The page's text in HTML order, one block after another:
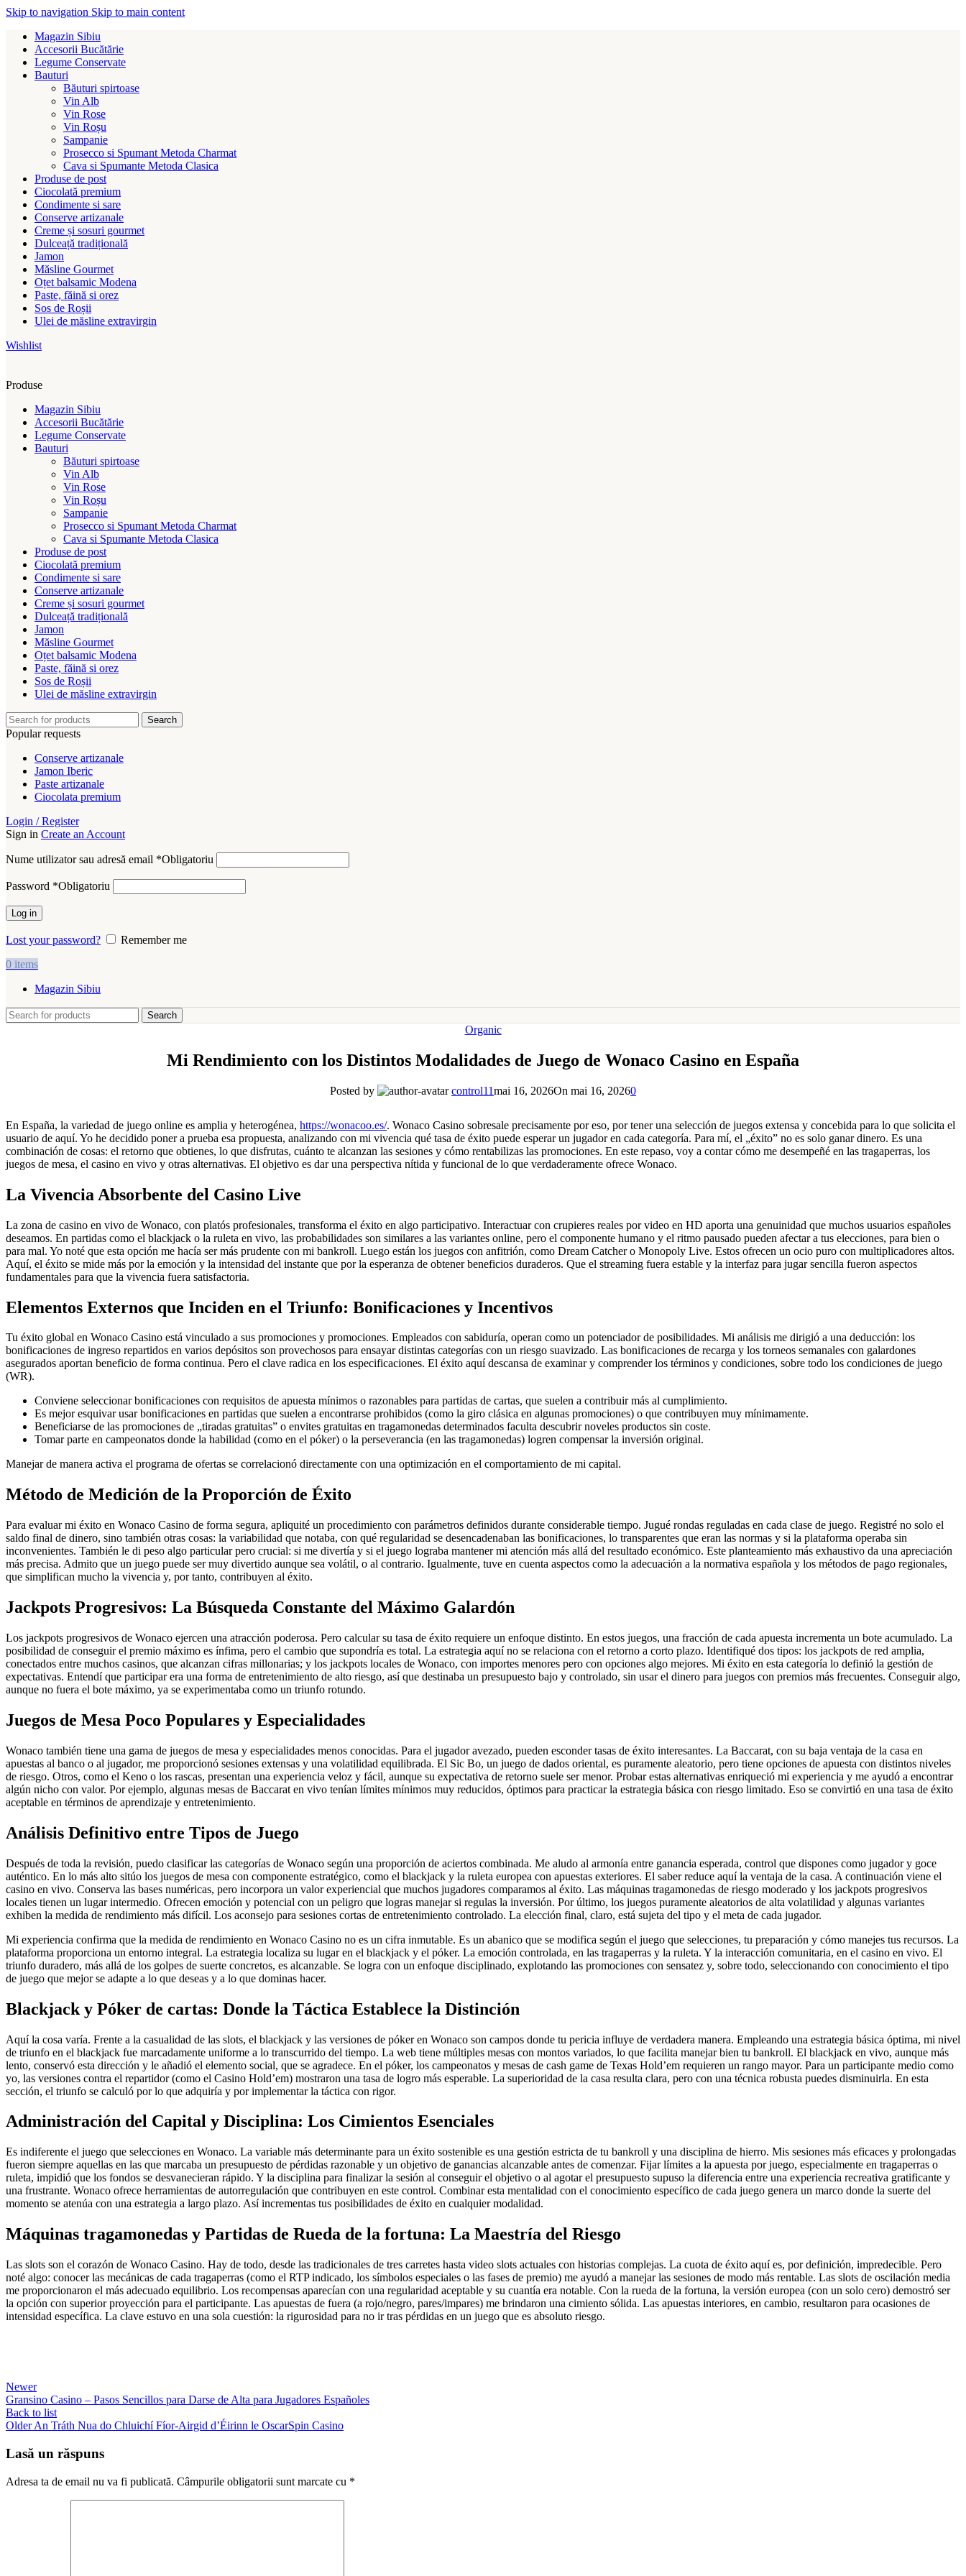
Skip to navigation Skip to main content
Magazin Sibiu
Accesorii Bucătărie
Legume Conservate
Bauturi
Băuturi spirtoase
Vin Alb
Vin Rose
Vin Roșu
Sampanie
Prosecco si Spumant Metoda Charmat
Cava si Spumante Metoda Clasica
Produse de post
Ciocolată premium
Condimente si sare
Conserve artizanale
Creme și sosuri gourmet
Dulceață tradițională
Jamon
Măsline Gourmet
Oțet balsamic Modena
Paste, făină si orez
Sos de Roșii
Ulei de măsline extravirgin
Wishlist
Produse
Magazin Sibiu
Accesorii Bucătărie
Legume Conservate
Bauturi
Băuturi spirtoase
Vin Alb
Vin Rose
Vin Roșu
Sampanie
Prosecco si Spumant Metoda Charmat
Cava si Spumante Metoda Clasica
Produse de post
Ciocolată premium
Condimente si sare
Conserve artizanale
Creme și sosuri gourmet
Dulceață tradițională
Jamon
Măsline Gourmet
Oțet balsamic Modena
Paste, făină si orez
Sos de Roșii
Ulei de măsline extravirgin
Search
Popular requests
Conserve artizanale
Jamon Iberic
Paste artizanale
Ciocolata premium
Login / Register
Sign in Create an Account
Nume utilizator sau adresă email *Obligatoriu
Password *Obligatoriu
Log in
Lost your password?
Remember me
0 items
Magazin Sibiu
Search
Organic
Mi Rendimiento con los Distintos Modalidades de Juego de Wonaco Casino en España
Posted by control11mai 16, 2026On mai 16, 20260
En España, la variedad de juego online es amplia y heterogénea, https://wonacoo.es/. Wonaco Casino sobresale precisamente por eso, por tener una selección de juegos extensa y concebida para lo que solicita el
usuario de aquí. Yo he decidido poner a prueba esa propuesta, analizando con mi vivencia qué tasa de éxito puede esperar un jugador en cada categoría. Para mí, el „éxito” no es solo ganar dinero. Es una
combinación de cosas: el retorno que obtienes, lo que disfrutas, cuánto te alcanzan las sesiones y cómo rentabilizas las promociones. En este repaso, voy a contar cómo me desempeñé en las tragaperras, los
juegos de mesa, el casino en vivo y otras alternativas. El objetivo es dar una perspectiva nítida y funcional de lo que verdaderamente ofrece Wonaco.
La Vivencia Absorbente del Casino Live
La zona de casino en vivo de Wonaco, con platós profesionales, transforma el éxito en algo participativo. Interactuar con crupieres reales por video en HD aporta una genuinidad que muchos usuarios españoles
deseamos. En partidas como el blackjack o la ruleta en vivo, las probabilidades son similares a las variantes online, pero el componente humano y el ritmo pausado pueden afectar a tus elecciones, para bien o
para mal. Yo noté que esta opción me hacía ser más prudente con mi bankroll. Luego están los juegos con anfitrión, como Dream Catcher o Monopoly Live. Estos ofrecen un ocio puro con multiplicadores altos.
Aquí, el éxito se mide más por la emoción y la intensidad del instante que por la esperanza de obtener beneficios duraderos. Que el streaming fuera estable y la interfaz para jugar sencilla fueron aspectos
fundamentales para que la vivencia fuera satisfactoria.
Elementos Externos que Inciden en el Triunfo: Bonificaciones y Incentivos
Tu éxito global en Wonaco Casino está vinculado a sus promociones y promociones. Empleados con sabiduría, operan como un potenciador de posibilidades. Mi análisis me dirigió a una deducción: los
bonificaciones de ingreso repartidos en varios depósitos son provechosos para ensayar distintas categorías con un riesgo suavizado. Las bonificaciones de recarga y los torneos semanales con galardones
asegurados aportan beneficio de forma continua. Pero el clave radica en los especificaciones. El éxito aquí descansa de examinar y comprender los términos y condiciones, sobre todo los condiciones de juego
(WR).
Conviene seleccionar bonificaciones con requisitos de apuesta mínimos o razonables para partidas de cartas, que suelen a contribuir más al cumplimiento.
Es mejor esquivar usar bonificaciones en partidas que suelen a encontrarse prohibidos (como la giro clásica en algunas promociones) o que contribuyen muy mínimamente.
Beneficiarse de las promociones de „tiradas gratuitas” o envites gratuitas en tragamonedas determinados faculta descubrir noveles productos sin coste.
Tomar parte en campeonatos donde la habilidad (como en el póker) o la perseverancia (en las tragamonedas) logren compensar la inversión original.
Manejar de manera activa el programa de ofertas se correlacionó directamente con una optimización en el comportamiento de mi capital.
Método de Medición de la Proporción de Éxito
Para evaluar mi éxito en Wonaco Casino de forma segura, apliquité un procedimiento con parámetros definidos durante considerable tiempo. Jugué rondas reguladas en cada clase de juego. Registré no solo el
saldo final de dinero, sino también otras cosas: la variabilidad que notaba, con qué regularidad se desencadenaban las bonificaciones, lo transparentes que eran las normas y si la plataforma operaba sin
inconvenientes. También le di peso algo particular pero crucial: si me divertía y si el juego lograba mantener mi atención más allá del resultado económico. Este planteamiento más exhaustivo da una apreciación
más precisa. Admito que un juego puede ser muy divertido aunque sea volátil, o al contrario. Igualmente, tuve en cuenta aspectos como la adecuación a la normativa española y los métodos de pago regionales,
que simplifican mucho la vivencia y, por tanto, contribuyen al éxito.
Jackpots Progresivos: La Búsqueda Constante del Máximo Galardón
Los jackpots progresivos de Wonaco ejercen una atracción poderosa. Pero calcular su tasa de éxito requiere un enfoque distinto. En estos juegos, una fracción de cada apuesta incrementa un bote acumulado. La
posibilidad de conseguir el premio máximo es ínfima, pero el cambio que supondría es total. La estrategia aquí no se relaciona con el retorno a corto plazo. Identifiqué dos tipos: los jackpots de red amplia,
conectados entre muchos casinos, que alcanzan cifras millonarias; y los jackpots locales de Wonaco, con importes menores pero con opciones algo mejores. Mi éxito en esta categoría lo definió la gestión de
expectativas. Entendí que participar era una forma de entretenimiento de alto riesgo, así que destinaba un presupuesto bajo y controlado, sin usar el dinero para juegos con premios más frecuentes. Conseguir algo,
aunque no fuera el bote máximo, ya se experimentaba como un triunfo rotundo.
Juegos de Mesa Poco Populares y Especialidades
Wonaco también tiene una gama de juegos de mesa y especialidades menos conocidas. Para el jugador avezado, pueden esconder tasas de éxito interesantes. La Baccarat, con su baja ventaja de la casa en
apuestas al banco o al jugador, me proporcionó sesiones extensas y una volatilidad equilibrada. El Sic Bo, un juego de dados oriental, es puramente aleatorio, pero tiene opciones de apuesta con distintos niveles
de riesgo. Otros, como el Keno o los rascas, presentan una experiencia veloz y fácil, aunque su expectativa de retorno suele ser menor. Probar estas alternativas enriqueció mi experiencia y me ayudó a encontrar
algún nicho con valor. Por ejemplo, algunas mesas de Baccarat en vivo tenían límites mínimos muy reducidos, óptimos para practicar la estrategia básica con riesgo limitado. Eso se convirtió en una tasa de éxito
aceptable en términos de aprendizaje y entretenimiento.
Análisis Definitivo entre Tipos de Juego
Después de toda la revisión, puedo clasificar las categorías de Wonaco según una proporción de aciertos combinada. Me aludo al armonía entre ganancia esperada, control que dispones como jugador y goce
auténtico. En lo más alto sitúo los juegos de mesa con componente estratégico, como el blackjack y la ruleta europea con apuestas exteriores. El saber reduce aquí la ventaja de la casa. A continuación viene el
casino en vivo. Conserva las bases numéricas, pero incorpora un valor experiencial que muchos jugadores comparamos al éxito. Las máquinas tragamonedas de riesgo moderado y los jackpots progresivos
locales tienen un lugar intermedio. Ofrecen emoción y potencial con un peligro que logras manejar si regulas la inversión. Por último, los juegos puramente aleatorios de alta volatilidad y algunas variantes
exhiben la medida de rendimiento más difícil. Los aconsejo para sesiones cortas de entretenimiento controlado. La elección final, claro, está sujeta del tipo y el meta de cada jugador.
Mi experiencia confirma que la medida de rendimiento en Wonaco Casino no es un cifra inmutable. Es un abanico que se modifica según el juego que selecciones, tu preparación y cómo manejes tus recursos. La
plataforma proporciona un entorno integral. La estrategia localiza su lugar en el blackjack y el póker. La emoción controlada, en las tragaperras y la ruleta. Y la interacción comunitaria, en el casino en vivo. El
triunfo duradero, más allá de los golpes de suerte concretos, es alcanzable. Se logra con un enfoque disciplinado, explotando las promociones con sensatez y, sobre todo, seleccionando con conocimiento el tipo
de juego que mejor se adapte a lo que deseas y a lo que dominas hacer.
Blackjack y Póker de cartas: Donde la Táctica Establece la Distinción
Aquí la cosa varía. Frente a la casualidad de las slots, el blackjack y las versiones de póker en Wonaco son campos donde tu pericia influye de verdadera manera. Empleando una estrategia básica óptima, mi nivel
de triunfo en el blackjack fue marcadamente uniforme a lo transcurrido del tiempo. La web tiene múltiples mesas con montos variados, lo que facilita manejar bien tu bankroll. El blackjack en vivo, aunque más
lento, conservó esta dirección y le añadió el elemento social, que se agradece. En el póker, los campeonatos y mesas de cash game de Texas Hold’em requieren un rango mayor. Para un participante medio como
yo, las versiones contra el repartidor (como el Casino Hold’em) mostraron una tasa de logro más esperable. La superioridad de la casa resulta clara, pero con una técnica robusta puedes disminuirla. En esta
sección, el triunfo se calculó por lo que adquiría y por implementar la táctica con rigor.
Administración del Capital y Disciplina: Los Cimientos Esenciales
Es indiferente el juego que selecciones en Wonaco. La variable más determinante para un éxito sostenible es una gestión estricta de tu bankroll y una disciplina de hierro. Mis sesiones más eficaces y prolongadas
fueron siempre aquellas en las que marcaba un presupuesto de pérdidas razonable y un objetivo de ganancias alcanzable antes de comenzar. Fijar límites a la apuesta por juego, especialmente en tragaperras o
ruleta, impidió que los fondos se desvanecieran rápido. Y la disciplina para finalizar la sesión al conseguir el objetivo o al agotar el presupuesto supuso la diferencia entre una experiencia recreativa gratificante y
una frustrante. Wonaco ofrece herramientas de autorregulación que contribuyen en este control. Combinar esta mentalidad con el conocimiento específico de cada juego genera un marco donde la suerte del
momento se atenúa con una estrategia a largo plazo. Así incrementas tus posibilidades de éxito en cualquier modalidad.
Máquinas tragamonedas y Partidas de Rueda de la fortuna: La Maestría del Riesgo
Las slots son el corazón de Wonaco Casino. Hay de todo, desde las tradicionales de tres carretes hasta video slots actuales con historias complejas. La cuota de éxito aquí es, por definición, impredecible. Pero
noté algo: conocer las mecánicas de cada tragaperras (como el RTP indicado, los símbolos especiales o las fases de premio) me ayudó a manejar las sesiones de modo más rentable. Las slots de oscilación media
me proporcionaron el más adecuado equilibrio. Los recompensas aparecían con una regularidad aceptable y su cuantía era notable. Con la rueda de la fortuna, la versión europea (con un solo cero) demostró ser
la opción con superior proyección para el participante. Las apuestas de fuera (a rojo/negro, pares/impares) me brindaron una cimiento sólida. Las apuestas interiores, en cambio, resultaron para ocasiones de
intensidad específica. La clave estuvo en una sola cuestión: la rigurosidad para no ir tras pérdidas en un juego que es absoluto riesgo.
Newer
Gransino Casino – Pasos Sencillos para Darse de Alta para Jugadores Españoles
Back to list
Older An Tráth Nua do Chluichí Fíor-Airgid d’Éirinn le OscarSpin Casino
Lasă un răspuns
Adresa ta de email nu va fi publicată. Câmpurile obligatorii sunt marcate cu *